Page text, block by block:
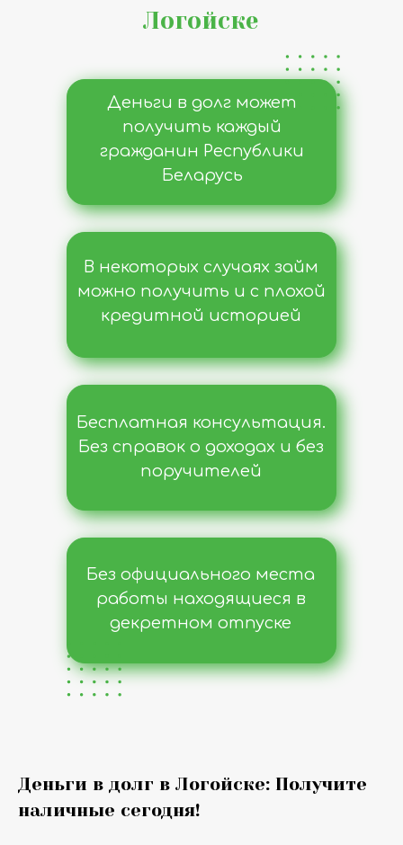
Логойске
Деньги в долг может
получить каждый
гражданин Республики
Беларусь
Без официального места
работы находящиеся в
декретном отпуске
В некоторых случаях займ
можно получить и с плохой
кредитной историей
Бесплатная консультация.
Без справок о доходах и без
поручителей
Деньги в долг в Логойске: Получите
наличные сегодня!